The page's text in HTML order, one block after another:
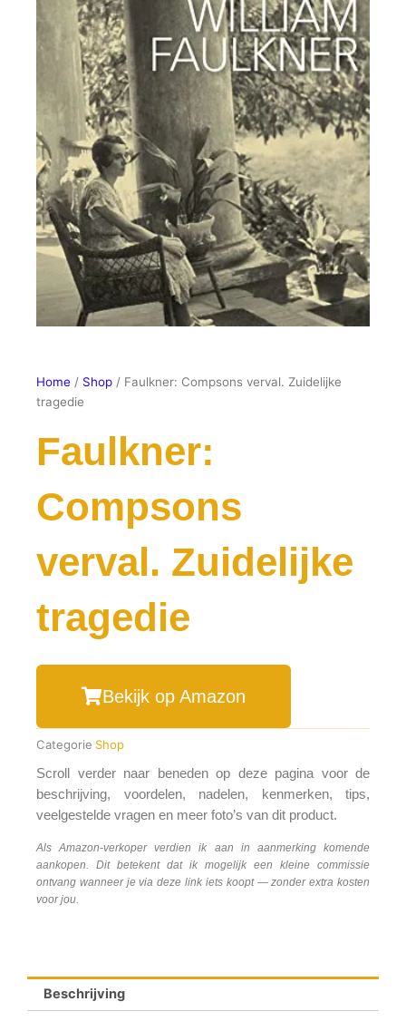
Home / Shop / Faulkner: Compsons verval. Zuidelijke
tragedie
Faulkner:
Compsons
verval. Zuidelijke
tragedie
Bekijk op Amazon
Categorie Shop
Scroll verder naar beneden op deze pagina voor de
beschrijving, voordelen, nadelen, kenmerken, tips,
veelgestelde vragen en meer foto’s van dit product.
Als Amazon-verkoper verdien ik aan in aanmerking komende
aankopen. Dit betekent dat ik mogelijk een kleine commissie
ontvang wanneer je via deze link iets koopt — zonder extra kosten
voor jou.
Beschrijving